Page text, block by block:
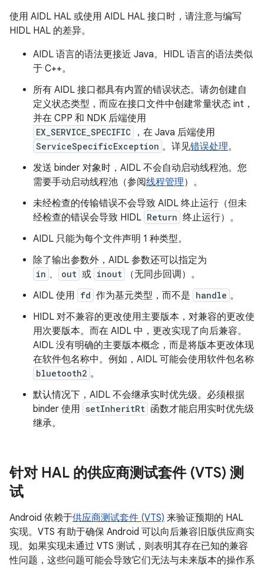
使用 AIDL HAL 或使用 AIDL HAL 接口时，请注意与编写
HIDL HAL 的差异。
AIDL 语言的语法更接近 Java。HIDL 语言的语法类似
于 C++。
所有 AIDL 接口都具有内置的错误状态。请勿创建自
定义状态类型，而应在接口文件中创建常量状态 int，
并在 CPP 和 NDK 后端使用
EX_SERVICE_SPECIFIC ，在 Java 后端使用
ServiceSpecificException 。详见错误处理。
发送 binder 对象时，AIDL 不会自动启动线程池。您
需要手动启动线程池（参阅线程管理）。
未经检查的传输错误不会导致 AIDL 终止运行（但未
经检查的错误会导致 HIDL Return 终止运行）。
AIDL 只能为每个文件声明 1 种类型。
除了输出参数外，AIDL 参数还可以指定为
in 、 out 或 inout
（无同步回调）。
AIDL 使用 fd 作为基元类型，而不是 handle 。
HIDL 对不兼容的更改使用主要版本，对兼容的更改使
用次要版本。而在 AIDL 中，更改实现了向后兼容。
AIDL 没有明确的主要版本概念，而是将版本更改体现
在软件包名称中。例如，AIDL 可能会使用软件包名称
bluetooth2 。
默认情况下，AIDL 不会继承实时优先级。必须根据
binder 使用 setInheritRt 函数才能启用实时优先级
继承。
针对 HAL 的供应商测试套件 (VTS) 测
试
Android 依赖于供应商测试套件 (VTS) 来验证预期的 HAL
实现。VTS 有助于确保 Android 可以向后兼容旧版供应商实
现。如果实现未通过 VTS 测试，则表明其存在已知的兼容
性问题，这些问题可能会导致它们无法与未来版本的操作系